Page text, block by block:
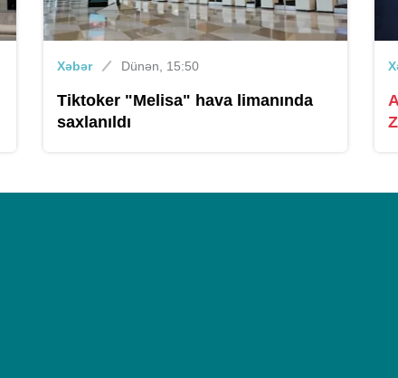
Xəbər Dünən, 15:50
Tiktoker "Melisa" hava limanında
saxlanıldı